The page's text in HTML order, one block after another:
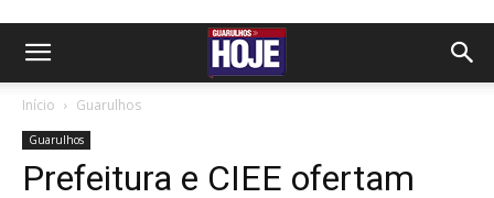
Início Guarulhos
Guarulhos
Prefeitura e CIEE ofertam